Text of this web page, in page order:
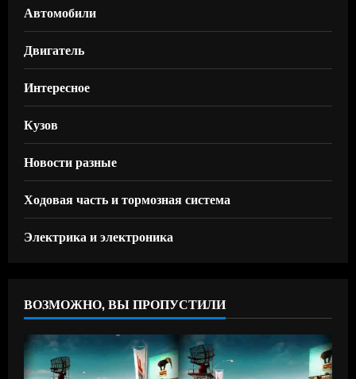
Автомобили
Двигатель
Интересное
Кузов
Новости разные
Ходовая часть и тормозная система
Электрика и электроника
ВОЗМОЖНО, ВЫ ПРОПУСТИЛИ